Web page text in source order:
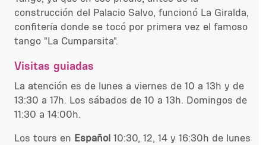
construcción del Palacio Salvo, funcionó La Giralda,
confitería donde se tocó por primera vez el famoso
tango "La Cumparsita".
Visitas guiadas
La atención es de lunes a viernes de 10 a 13h y de
13:30 a 17h. Los sábados de 10 a 13h. Domingos de
11:30 a 14:00h.
Los tours en Español 10:30, 12, 14 y 16:30h de lunes